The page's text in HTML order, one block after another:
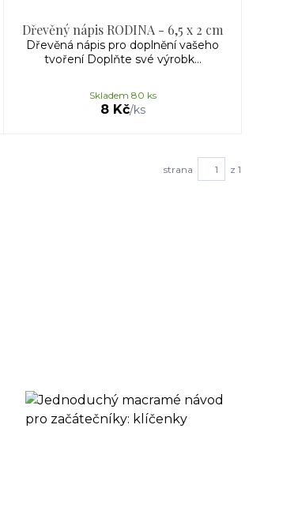
Dřevěný nápis RODINA - 6,5 x 2 cm
Dřevěná nápis pro doplnění vašeho
tvoření Doplňte své výrobk...
8 Kč/ks
Skladem 80 ks
strana z 1